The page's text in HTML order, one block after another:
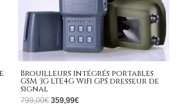
Brouilleurs intégrés portables
GSM 3G LTE4G WiFi GPS dresseur de
signal
799,00€ 359,99€